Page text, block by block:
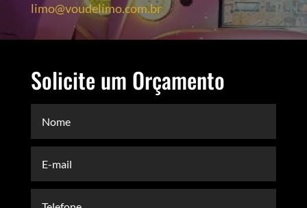
limo@voudelimo.com.br
Solicite um Orçamento